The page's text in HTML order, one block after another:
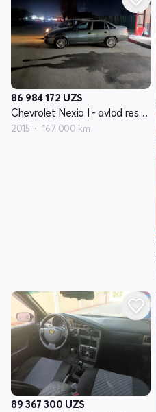
86 984 172 UZS
Chevrolet Nexia I - avlod restayling
2015 167 000 km
89 367 300 UZS